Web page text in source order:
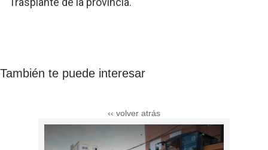
También te puede interesar
‹‹ volver atrás